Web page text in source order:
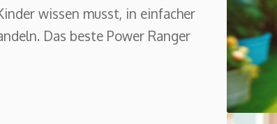
wissen musst, in einfacher
Das beste Power Ranger